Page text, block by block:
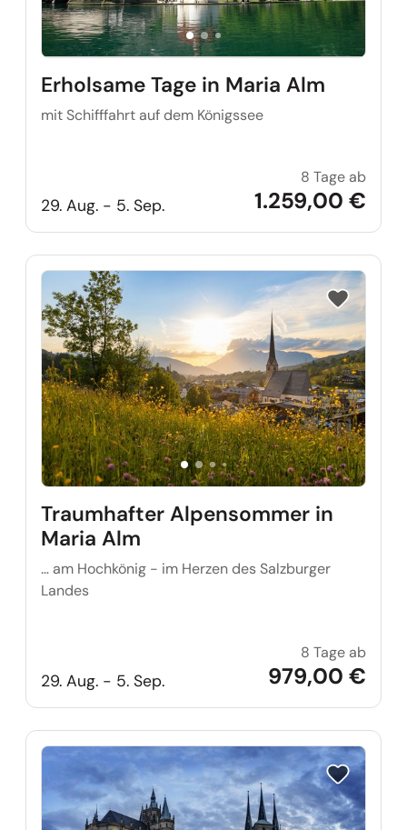
Erholsame Tage in Maria Alm
mit Schifffahrt auf dem Königssee
29. Aug. - 5. Sep.
8 Tage ab
1.259,00 €
Reise auf
Traumhafter Alpensommer in
Maria Alm
… am Hochkönig - im Herzen des Salzburger
Landes
29. Aug. - 5. Sep.
8 Tage ab
979,00 €
Reise auf